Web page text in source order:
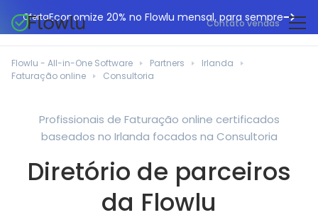
OfertaEconomize 20% no Flowlu mensal, para sempre
Contato vendas
Gestão de projetos
Faturação online
Ferramentas de colaboração
Gestão financeira
Agências de marketing
Departamentos de TI
Profissionais jurídicos
Instituições educacionais
Central de ajuda
Blogue Flowlu
Estudos de caso
Português
Flowlu - All-in-One Software Partners
Irlanda
Faturação online
Consultoria
Profissionais de Faturação online certificados
baseados no Irlanda focados na Consultoria
Diretório de parceiros
da Flowlu